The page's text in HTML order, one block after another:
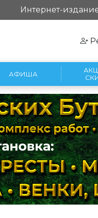
Интернет-
АФИША